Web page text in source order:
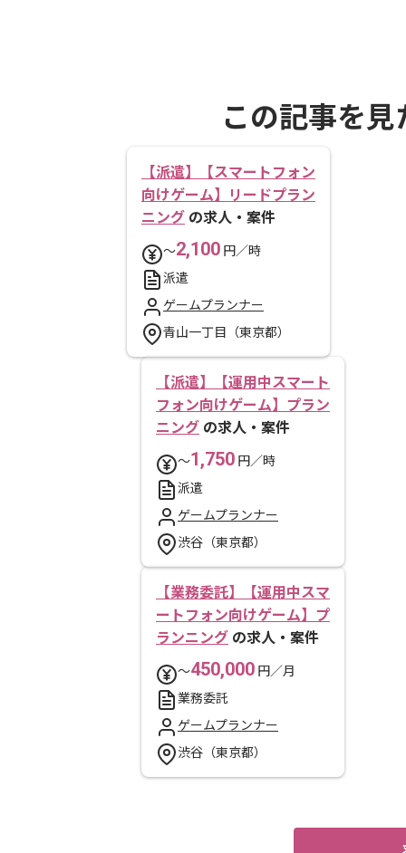
この記事を
【派遣】【スマートフォン
向けゲーム】リードプラン
ニング の求人・案件
〜2,100 円／時
派遣
ゲームプランナー
青山一丁目（東京都）
【派遣】【運用中スマート
フォン向けゲーム】プラン
ニング の求人・案件
〜1,750 円／時
派遣
ゲームプランナー
渋谷（東京都）
【業務委託】【運用中スマ
ートフォン向けゲーム】プ
ランニング の求人・案件
〜450,000 円／月
業務委託
ゲームプランナー
渋谷（東京都）